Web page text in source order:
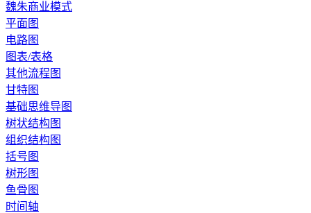
魏朱商业模式
平面图
电路图
图表/表格
其他流程图
甘特图
基础思维导图
树状结构图
组织结构图
括号图
树形图
鱼骨图
时间轴